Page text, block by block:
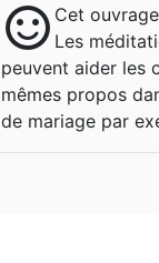
ont
sentiment_satisfied Cet
Les
peuvent aider les
mêmes propos
de mariage par